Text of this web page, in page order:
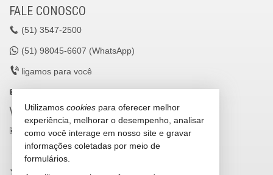
FALE CONOSCO
(51) 3547-2500
(51) 98045-6607 (WhatsApp)
ligamos para você
lavilleimoveisltda@gmail.com
VEJA MAIS
receba nosso newsletter
cadastre seu imóvel
Utilizamos cookies para oferecer melhor
experiência, melhorar o desempenho, analisar
como você interage em nosso site e gravar
informações coletadas por meio de
formulários.